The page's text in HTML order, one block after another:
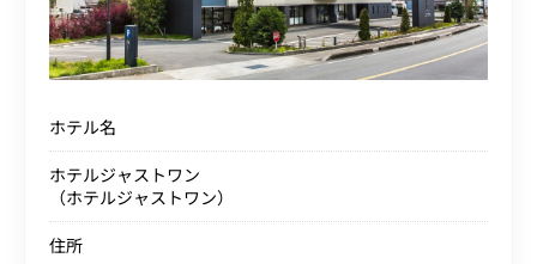
ホテル名
ホテルジャストワン
（ホテルジャストワン）
住所